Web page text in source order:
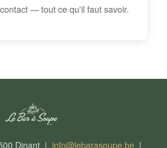
— tout ce qu'il faut savoir.
Dinant | info@lebarasoupe.be|